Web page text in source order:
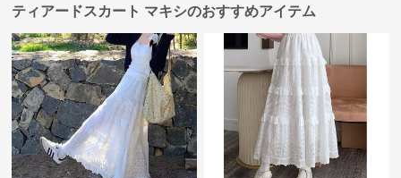
ティアードスカート マキシのおすすめアイテム